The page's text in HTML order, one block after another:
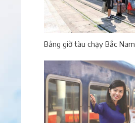
Bảng giờ tàu chạy Bắc Nam